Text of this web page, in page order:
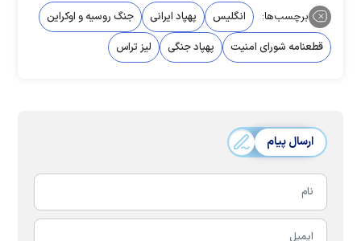
برچسب‌ها: انگلیس پهپاد ایرانی
جنگ روسیه و اوکراین
قطعنامه شورای امنیت
پهپاد جنگی لیز تراس
ارسال پیام